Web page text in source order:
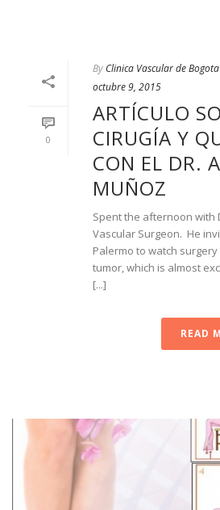
0
By Clinica Vascular de Bogota
octubre 9, 2015
ARTÍCULO
CIRUGÍA Y
CON EL DR.
MUÑOZ
Spent the afternoon with
Vascular Surgeon. He
Palermo to watch
tumor, which is almost
[...]
READ